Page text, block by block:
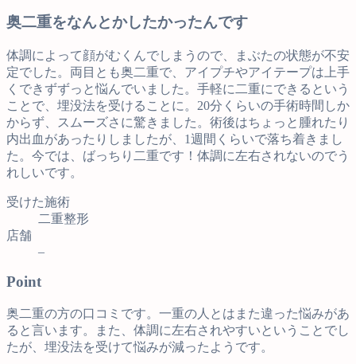
奥二重をなんとかしたかったんです
体調によって顔がむくんでしまうので、まぶたの状態が不安
定でした。両目とも奥二重で、アイプチやアイテープは上手
くできずずっと悩んでいました。手軽に二重にできるという
ことで、埋没法を受けることに。20分くらいの手術時間しか
からず、スムーズさに驚きました。術後はちょっと腫れたり
内出血があったりしましたが、1週間くらいで落ち着きまし
た。今では、ばっちり二重です！体調に左右されないのでう
れしいです。
受けた施術
二重整形
店舗
–
Point
奥二重の方の口コミです。一重の人とはまた違った悩みがあ
ると言います。また、体調に左右されやすいということでし
たが、埋没法を受けて悩みが減ったようです。